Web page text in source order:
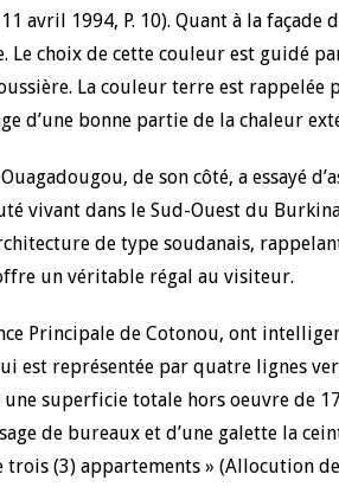
avril 1994, P. 10). Quant à la façade
Le choix de cette couleur est guidé
La couleur terre est rappelée
d’une bonne partie de la chaleur
Ouagadougou, de son côté, a essayé
vivant dans le Sud-Ouest du
de type soudanais,
un véritable régal au visiteur.
Principale de Cotonou, ont
est représentée par quatre lignes
superficie totale hors oeuvre de
de bureaux et d’une galette la
(3) appartements » (Allocution